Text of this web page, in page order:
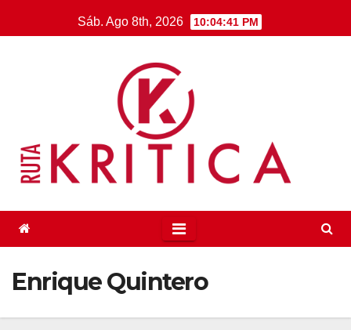
al
Sáb. Ago 8th, 2026 10:04:41 PM
Enrique Quintero